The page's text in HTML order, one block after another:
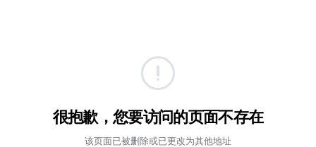
很抱歉，您要访问的页面不存在
该页面已被删除或已更改为其他地址